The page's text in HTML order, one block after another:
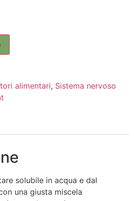
alimentari, Sistema nervoso
solubile in acqua e dal
una giusta miscela